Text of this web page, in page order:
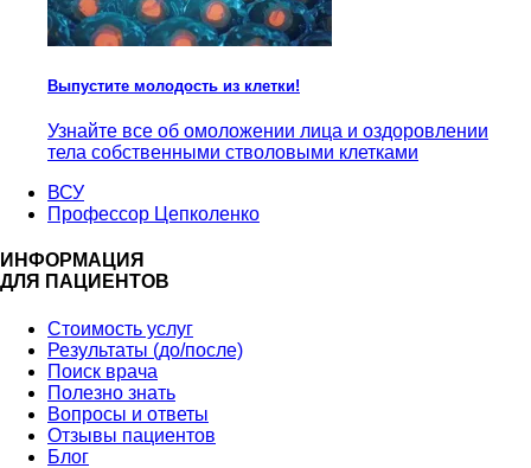
Выпустите молодость из клетки!
Узнайте все об омоложении лица и оздоровлении
тела собственными стволовыми клетками
ВСУ
Профессор Цепколенко
ИНФОРМАЦИЯ
ДЛЯ ПАЦИЕНТОВ
Стоимость услуг
Результаты (до/после)
Поиск врача
Полезно знать
Вопросы и ответы
Отзывы пациентов
Блог